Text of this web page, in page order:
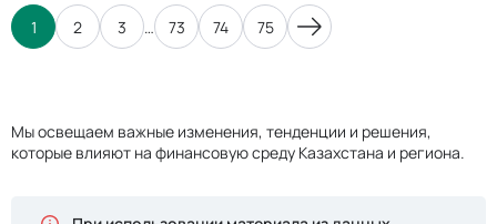
1 2 3 … 73 74 75
Мы освещаем важные изменения, тенденции и решения,
которые влияют на финансовую среду Казахстана и региона.